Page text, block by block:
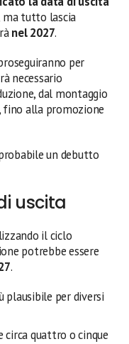
ma tutto lascia
nel 2027.
per
necessario
dal montaggio
fino alla promozione
un debutto
uscita
il ciclo
potrebbe essere
.
per diversi
circa quattro o cinque